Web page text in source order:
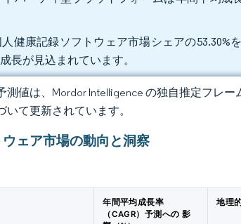
健康記録ソフトウェア市場シェアの53.30%
長が見込まれています。
値は、Mordor Intelligence の独自推定フレ
て更新されています。
ェア市場の動向と洞察
年間平均成長率
（CAGR）予測への 影
地理